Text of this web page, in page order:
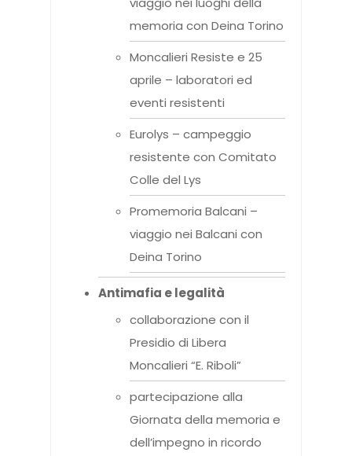
memoria con Deina Torino
Moncalieri Resiste e 25
aprile – laboratori ed
eventi resistenti
Eurolys – campeggio
resistente con Comitato
Colle del Lys
Promemoria Balcani –
viaggio nei Balcani con
Deina Torino
Antimafia e legalità
collaborazione con il
Presidio di Libera
Moncalieri “E. Riboli”
partecipazione alla
Giornata della memoria e
dell’impegno in ricordo